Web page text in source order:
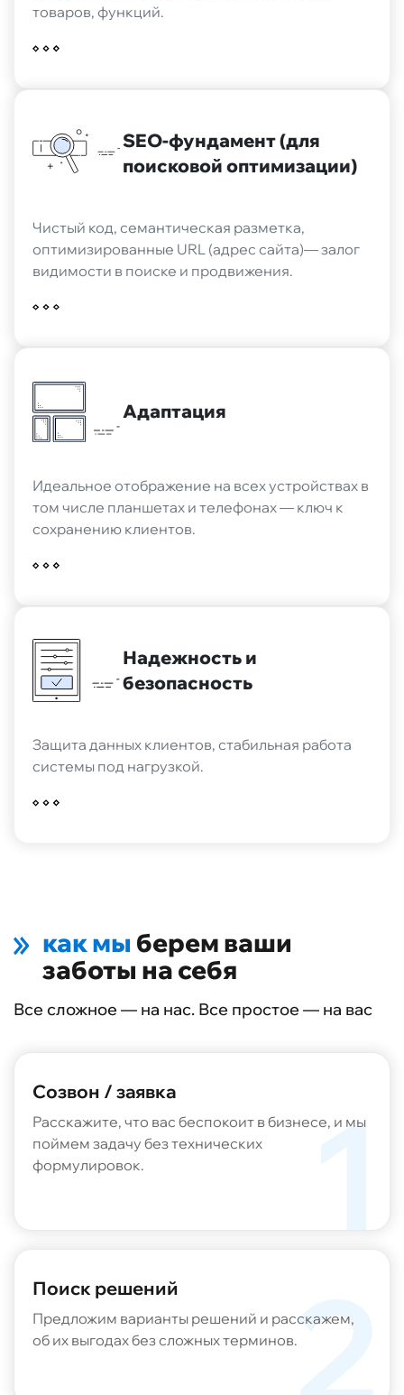
Теряете клиентов из-за
блокировок?
У нас есть решение
Создадим мини-приложение и бота в
Оставьте свои контакты, чтобы
товаров, функций.
SEO-фундамент (для
поисковой оптимизации)
Чистый код, семантическая разметка,
оптимизированные URL (адрес сайта)— залог
видимости в поиске и продвижения.
Адаптация
Идеальное отображение на всех устройствах в
том числе планшетах и телефонах — ключ к
сохранению клиентов.
Надежность и
безопасность
Защита данных клиентов, стабильная работа
системы под нагрузкой.
как мы берем ваши
заботы на себя
Все сложное — на нас. Все простое — на вас
Созвон / заявка
Расскажите, что вас беспокоит в бизнесе, и мы
поймем задачу без технических
формулировок.
Поиск решений
Предложим варианты решений и расскажем,
об их выгодах без сложных терминов.